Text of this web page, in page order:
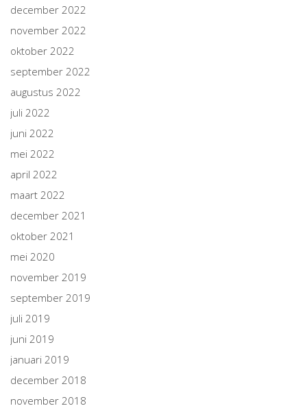
december 2022
november 2022
oktober 2022
september 2022
augustus 2022
juli 2022
juni 2022
mei 2022
april 2022
maart 2022
december 2021
oktober 2021
mei 2020
november 2019
september 2019
juli 2019
juni 2019
januari 2019
december 2018
november 2018